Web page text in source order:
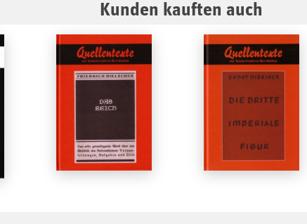
Kunden kauften auch